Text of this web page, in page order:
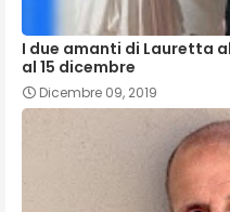
I due amanti di Lauretta
al 15 dicembre
Dicembre 09, 2019